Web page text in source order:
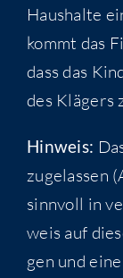
Haus­hal­te
kommt das
dass das
des Klä­gers
Hin­weis:
zuge­las­sen
sinn­voll in
weis auf
gen und